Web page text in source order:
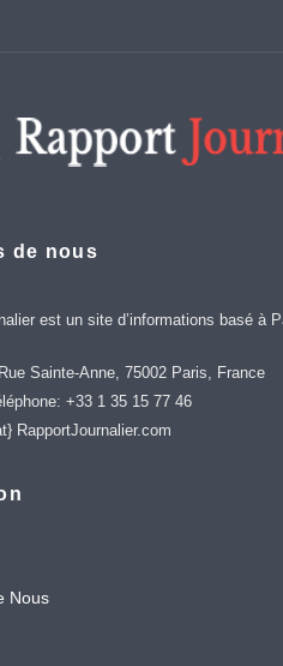
de nous
est un site d’informations basé à
Sainte-Anne, 75002 Paris, France
+33 1 35 15 77 46
RapportJournalier.com
Nous